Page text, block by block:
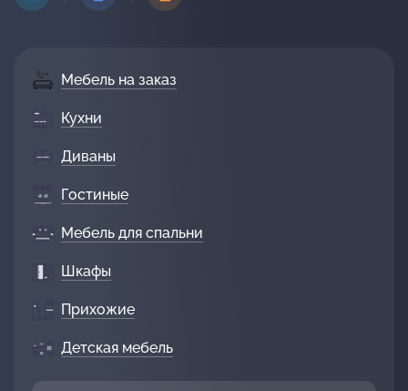
Мебель на заказ
Кухни
Диваны
Гостиные
Мебель для спальни
Шкафы
Прихожие
Детская мебель